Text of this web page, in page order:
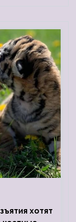
хотят